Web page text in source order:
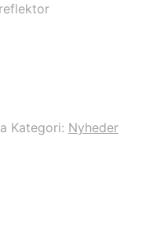
Kategori: Nyheder